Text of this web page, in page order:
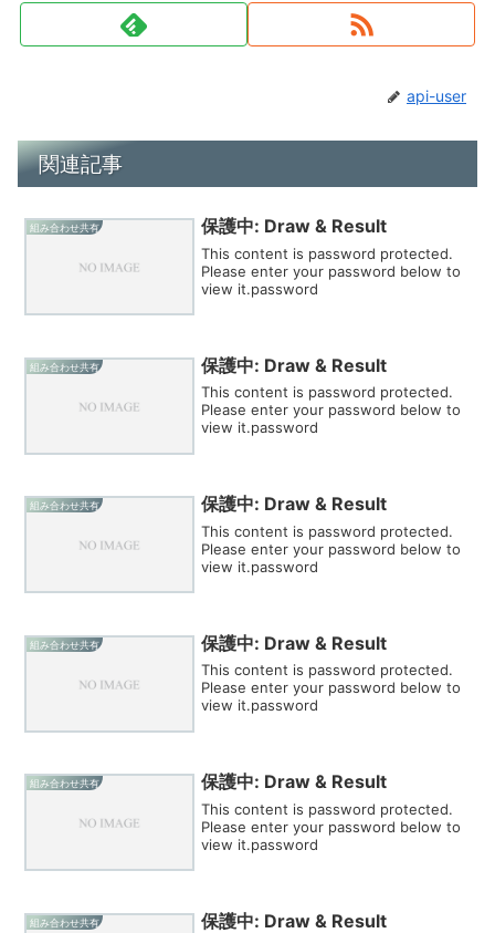
api-user
関連記事
組み合わせ共有 保護中: Draw & Result
This content is password protected.
Please enter your password below to
view it.password
組み合わせ共有 保護中: Draw & Result
This content is password protected.
Please enter your password below to
view it.password
組み合わせ共有 保護中: Draw & Result
This content is password protected.
Please enter your password below to
view it.password
組み合わせ共有 保護中: Draw & Result
This content is password protected.
Please enter your password below to
view it.password
組み合わせ共有 保護中: Draw & Result
This content is password protected.
Please enter your password below to
view it.password
組み合わせ共有 保護中: Draw & Result